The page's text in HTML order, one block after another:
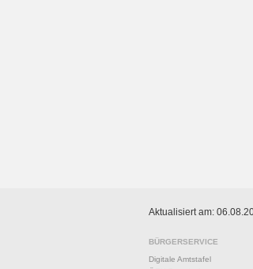
Aktualisiert am:
BÜRGERSERVICE
Digitale Amtstafel